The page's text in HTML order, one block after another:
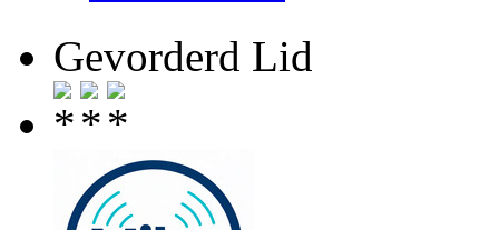
Gevorderd Lid